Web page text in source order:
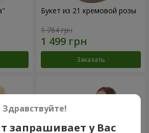
Букет из 21 кремовой розы
1 764 грн
Заказать
Здравствуйте!
запрашивает у Вас